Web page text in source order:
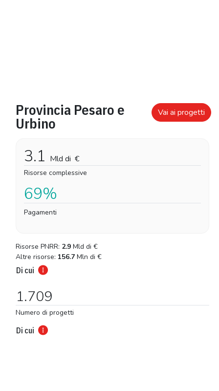
Provincia Pesaro e
Urbino
Vai ai progetti
3.1 Mld di €
Risorse complessive
69%
Pagamenti
Risorse PNRR: 2.9 Mld di €
Altre risorse: 156.7 Mln di €
Di cui
1.709
Numero di progetti
Di cui